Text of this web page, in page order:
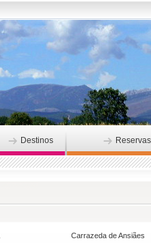
Destinos Reservas
Carrazeda de Ansiães